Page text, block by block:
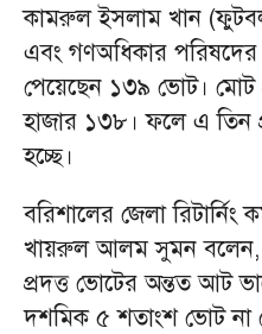
কামরুল ইসলাম খান
এবং গণঅধিকার পরিষদের
পেয়েছেন ১৩৯ ভোট। মোট
হাজার ১৩৮। ফলে এ তিন
হচ্ছে।
বরিশালের জেলা রিটার্নিং
খায়রুল আলম সুমন বলেন,
প্রদত্ত ভোটের অন্তত আট
দশমিক ৫ শতাংশ ভোট না